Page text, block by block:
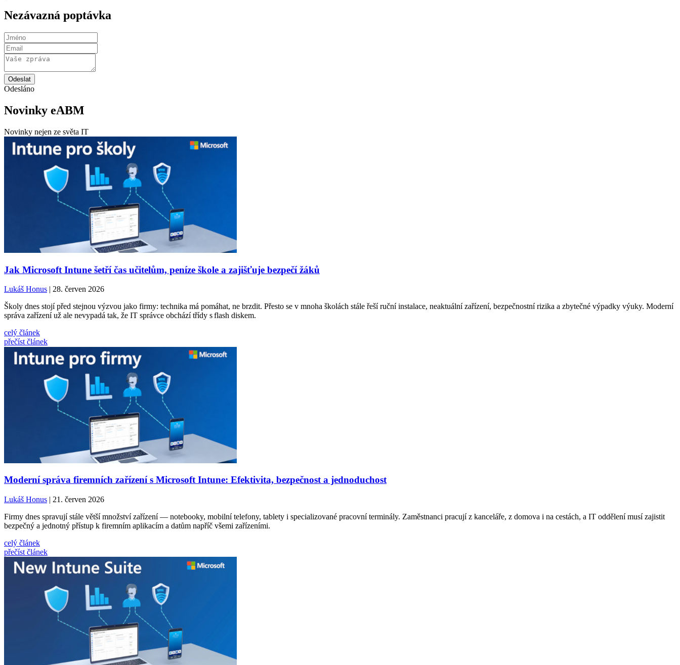
Nezávazná poptávka
Odeslat
Odesláno
Novinky eABM
Novinky nejen ze světa IT
Jak Microsoft Intune šetří čas učitelům, peníze škole a zajišťuje bezpečí žáků
Lukáš Honus | 28. červen 2026
Školy dnes stojí před stejnou výzvou jako firmy: technika má pomáhat, ne brzdit. Přesto se v mnoha školách stále řeší ruční instalace, neaktuální zařízení, bezpečnostní rizika a zbytečné výpadky výuky. Moderní
správa zařízení už ale nevypadá tak, že IT správce obchází třídy s flash diskem.
celý článek
přečíst článek
Moderní správa firemních zařízení s Microsoft Intune: Efektivita, bezpečnost a jednoduchost
Lukáš Honus | 21. červen 2026
Firmy dnes spravují stále větší množství zařízení — notebooky, mobilní telefony, tablety i specializované pracovní terminály. Zaměstnanci pracují z kanceláře, z domova i na cestách, a IT oddělení musí zajistit
bezpečný a jednotný přístup k firemním aplikacím a datům napříč všemi zařízeními.
celý článek
přečíst článek